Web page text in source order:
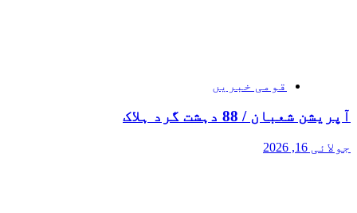
قومی خبریں
آپریشن شعبان / 88 دہشت گرد ہلاک
جولائی 16, 2026